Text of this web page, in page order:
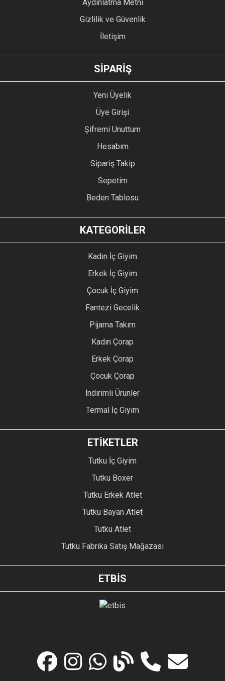
GÖNDER
Aydınlatma Metni
Gizlilik ve Güvenlik
İletişim
SİPARİŞ
Yeni Üyelik
Üye Girişi
Şifremi Unuttum
Hesabım
Sipariş Takip
Sepetim
Beden Tablosu
KATEGORİLER
Kadın İç Giyim
Erkek İç Giyim
Çocuk İç Giyim
Fantezi Gecelik
Pijama Takım
Kadın Çorap
Erkek Çorap
Çocuk Çorap
İndirimli Ürünler
Termal İç Giyim
ETİKETLER
Tutku İç Giyim
Tutku Boxer
Tutku Erkek Atlet
Tutku Bayan Atlet
Tutku Atlet
Tutku Fabrika Satış Mağazası
ETBİS